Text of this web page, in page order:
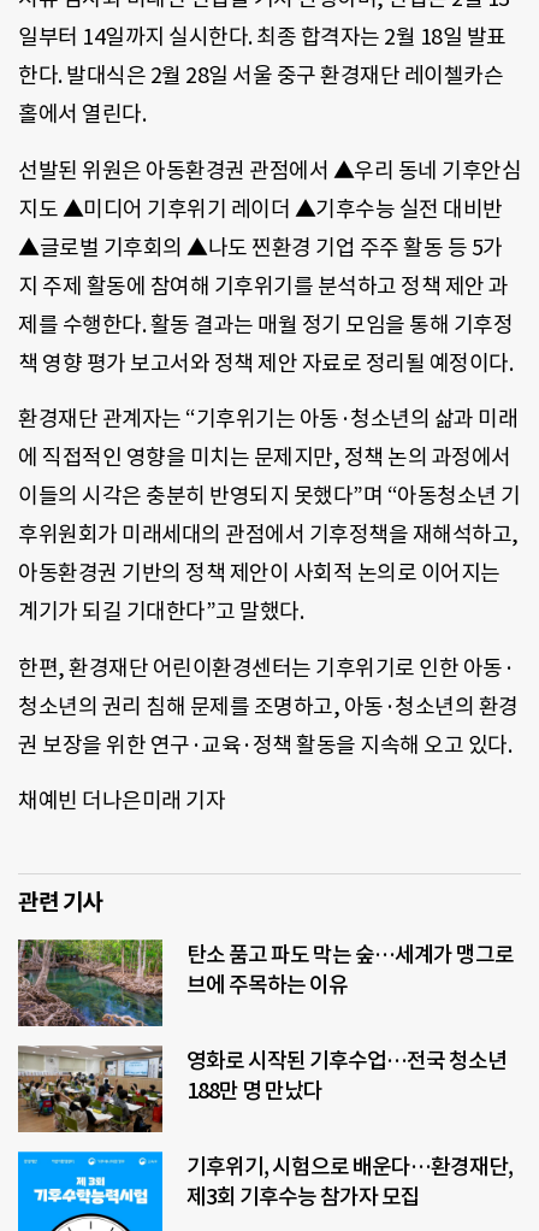
일부터 14일까지 실시한다. 최종 합격자는 2월 18일 발표
한다. 발대식은 2월 28일 서울 중구 환경재단 레이첼카슨
홀에서 열린다.
선발된 위원은 아동환경권 관점에서 ▲우리 동네 기후안심
지도 ▲미디어 기후위기 레이더 ▲기후수능 실전 대비반
▲글로벌 기후회의 ▲나도 찐환경 기업 주주 활동 등 5가
지 주제 활동에 참여해 기후위기를 분석하고 정책 제안 과
제를 수행한다. 활동 결과는 매월 정기 모임을 통해 기후정
책 영향 평가 보고서와 정책 제안 자료로 정리될 예정이다.
환경재단 관계자는 “기후위기는 아동·청소년의 삶과 미래
에 직접적인 영향을 미치는 문제지만, 정책 논의 과정에서
이들의 시각은 충분히 반영되지 못했다”며 “아동청소년 기
후위원회가 미래세대의 관점에서 기후정책을 재해석하고,
아동환경권 기반의 정책 제안이 사회적 논의로 이어지는
계기가 되길 기대한다”고 말했다.
한편, 환경재단 어린이환경센터는 기후위기로 인한 아동·
청소년의 권리 침해 문제를 조명하고, 아동·청소년의 환경
권 보장을 위한 연구·교육·정책 활동을 지속해 오고 있다.
채예빈 더나은미래 기자
관련 기사
탄소 품고 파도 막는 숲…세계가 맹그로
브에 주목하는 이유
영화로 시작된 기후수업…전국 청소년
188만 명 만났다
기후위기, 시험으로 배운다…환경재단,
제3회 기후수능 참가자 모집